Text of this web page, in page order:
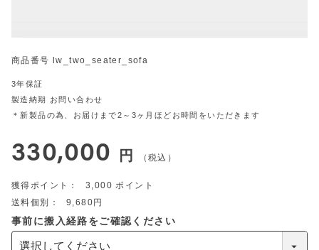
商品番号 lw_two_seater_sofa
3年保証
製造納期 お問い合わせ
＊新製品の為、お届けまで2～3ヶ月ほどお時間をいただきます
330,000 税込
3,000
9,680
事前に搬入経路をご確認ください